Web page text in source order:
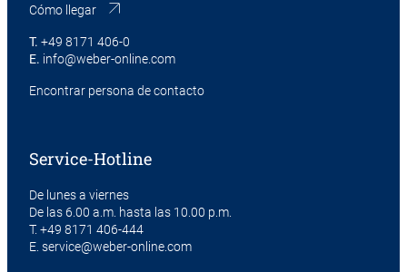
Cómo llegar
T. +49 8171 406-0
E. info@weber-online.com
Encontrar persona de contacto
Service-Hotline
De lunes a viernes
De las 6.00 a.m. hasta las 10.00 p.m.
T. +49 8171 406-444
E. service@weber-online.com